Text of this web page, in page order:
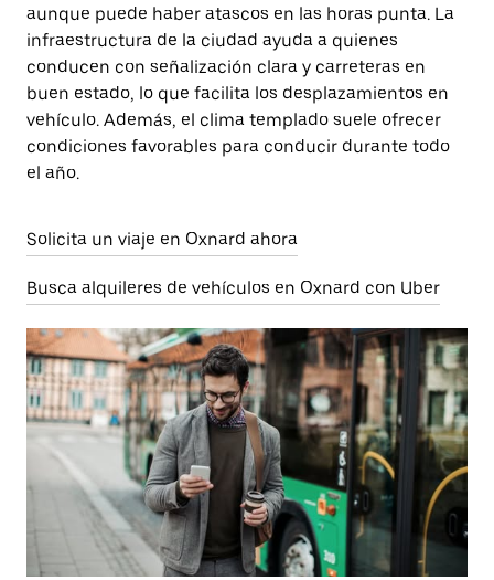
aunque puede haber atascos en las horas punta. La
infraestructura de la ciudad ayuda a quienes
conducen con señalización clara y carreteras en
buen estado, lo que facilita los desplazamientos en
vehículo. Además, el clima templado suele ofrecer
condiciones favorables para conducir durante todo
el año.
Solicita un viaje en Oxnard ahora
Busca alquileres de vehículos en Oxnard con Uber